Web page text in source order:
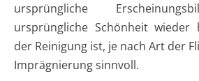
ursprüngliche
ursprüngliche Schönheit wieder
der Reinigung ist, je nach Art der
Imprägnierung sinnvoll.